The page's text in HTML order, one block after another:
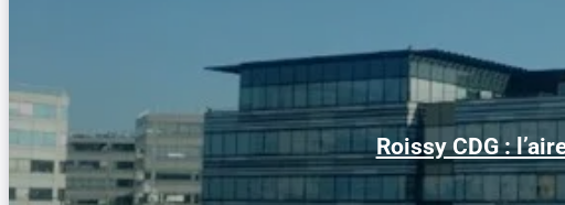
Roissy CDG :